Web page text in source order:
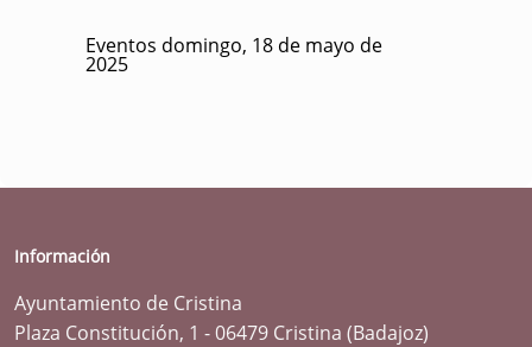
Eventos domingo, 18 de mayo de
2025
Información
Ayuntamiento de Cristina
Plaza Constitución, 1 - 06479 Cristina (Badajoz)